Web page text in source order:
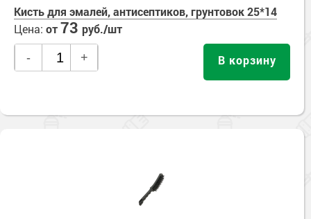
Кисть для эмалей, антисептиков, грунтовок 25*14
Цена: от73 руб./шт
- + В корзину